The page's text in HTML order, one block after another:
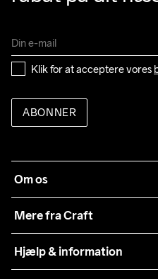
Klik for at acceptere vores
ABONNER
Om os
Mere fra Craft
Samarbejder
Hjælp & information